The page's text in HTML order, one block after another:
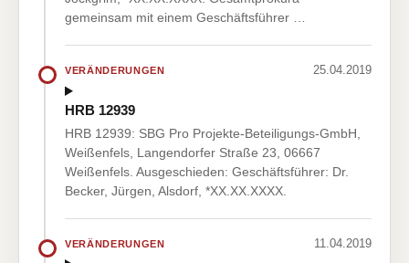
gemeinsam mit einem Geschäftsführer …
VERÄNDERUNGEN 25.04.2019
HRB 12939
HRB 12939: SBG Pro Projekte-Beteiligungs-GmbH,
Weißenfels, Langendorfer Straße 23, 06667
Weißenfels. Ausgeschieden: Geschäftsführer: Dr.
Becker, Jürgen, Alsdorf, *XX.XX.XXXX.
VERÄNDERUNGEN 11.04.2019